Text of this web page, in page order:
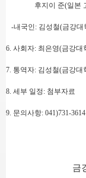
후지이 준(일본
-내국인: 김성철(금강대
6. 사회자: 최은영(금강대
7. 통역자: 김성철(금강대
8. 세부 일정: 첨부자료
9. 문의사항: 041)731-3614
금